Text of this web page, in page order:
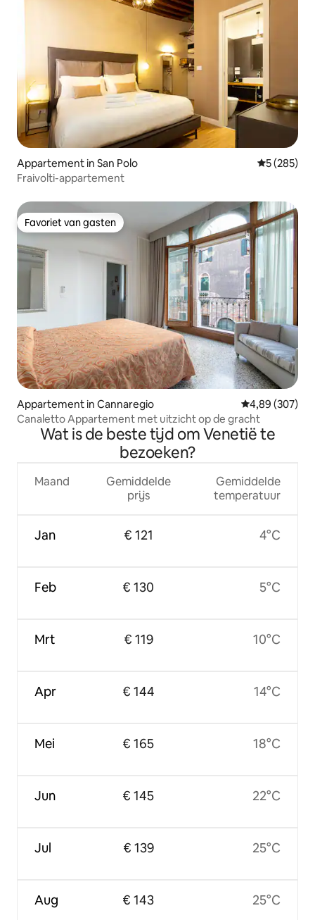
Appartement in San Polo
5 (285)
Fraivolti-appartement
Favoriet van gasten
Favoriet van gasten
Appartement in Cannaregio Gemiddelde
4,89 (307)
Canaletto Appartement met uitzicht op de gracht
Wat is de beste tijd om Venetië te
bezoeken?
Maand
Jan
Feb
Mrt
Apr
Mei
Jun
Jul
Aug
Gemiddelde
prijs
€ 121
€ 130
€ 119
€ 144
€ 165
€ 145
€ 139
€ 143
Gemiddelde
temperatuur
4°C
5°C
10°C
14°C
18°C
22°C
25°C
25°C